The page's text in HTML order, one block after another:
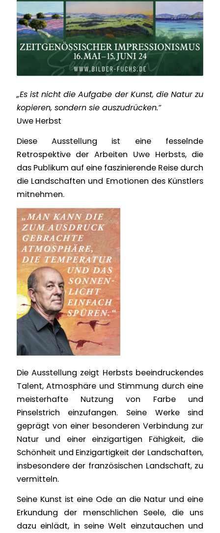
„Es ist nicht die Aufgabe der Kunst, die Natur zu
kopieren, sondern sie auszudrücken.“
Uwe Herbst
Diese Ausstellung ist eine fesselnde
Retrospektive der Arbeiten Uwe Herbsts, die
das Publikum auf eine faszinierende Reise durch
die Landschaften und Emotionen des Künstlers
mitnehmen.
Die Ausstellung zeigt Herbsts beeindruckendes
Talent, Atmosphäre und Stimmung durch eine
meisterhafte Nutzung von Farbe und
Pinselstrich einzufangen. Seine Werke sind
geprägt von einer besonderen Verbindung zur
Natur und einer einzigartigen Fähigkeit, die
Schönheit und Einzigartigkeit der Landschaften,
insbesondere der französischen Landschaft, zu
vermitteln.
Seine Kunst ist eine Ode an die Natur und eine
Erkundung der menschlichen Seele, die uns
dazu einlädt, in seine Welt einzutauchen und